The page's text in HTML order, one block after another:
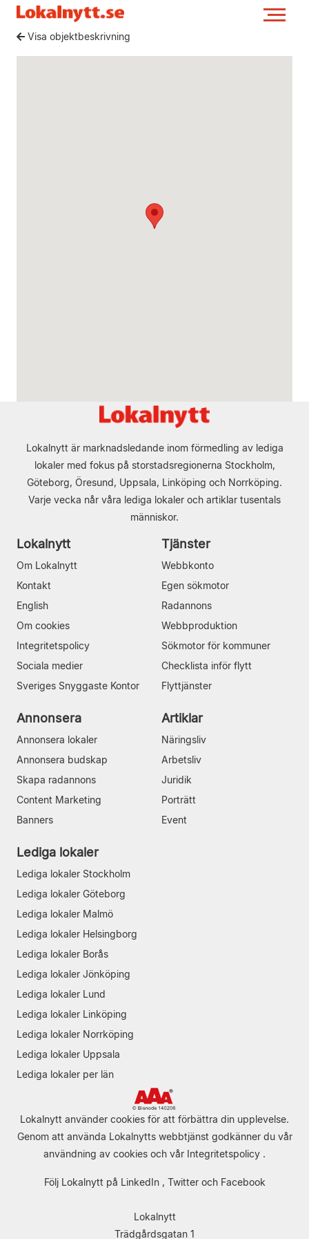
Visa objektbeskrivning
Lokalnytt är marknadsledande inom förmedling av lediga
lokaler med fokus på storstadsregionerna Stockholm,
Göteborg, Öresund, Uppsala, Linköping och Norrköping.
Varje vecka når våra lediga lokaler och artiklar tusentals
människor.
Lokalnytt
Om Lokalnytt
Kontakt
English
Om cookies
Integritetspolicy
Sociala medier
Sveriges Snyggaste Kontor
Tjänster
Webbkonto
Egen sökmotor
Radannons
Webbproduktion
Sökmotor för kommuner
Checklista inför flytt
Flyttjänster
Annonsera
Annonsera lokaler
Annonsera budskap
Skapa radannons
Content Marketing
Banners
Artiklar
Näringsliv
Arbetsliv
Juridik
Porträtt
Event
Lediga lokaler
Lediga lokaler Stockholm
Lediga lokaler Göteborg
Lediga lokaler Malmö
Lediga lokaler Helsingborg
Lediga lokaler Borås
Lediga lokaler Jönköping
Lediga lokaler Lund
Lediga lokaler Linköping
Lediga lokaler Norrköping
Lediga lokaler Uppsala
Lediga lokaler per län
Lokalnytt använder cookies för att förbättra din upplevelse.
Genom att använda Lokalnytts webbtjänst godkänner du vår
användning av cookies och vår Integritetspolicy .
Följ Lokalnytt på LinkedIn, Twitteroch Facebook
Lokalnytt
Trädgårdsgatan 1